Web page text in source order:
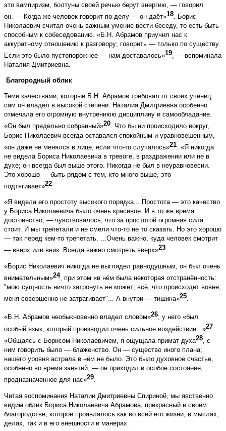
это вампиризм, болтуны своей речью берут энергию, — говорил
он. — Когда же человек говорит по делу — он даёт»18. Борис
Николаевич считал очень важным умение вести беседу, то есть быть
способным к собеседованию. «Б.Н. Абрамов приучил нас к
аккуратному отношению к разговору; говорить — только по существу.
Если это было пустопорожнее — нам доставалось»19, — вспоминала
Наталия Дмитриевна.
Благородный облик
Теми качествами, которые Б.Н. Абрамов требовал от своих учениц,
сам он владел в высокой степени. Наталия Дмитриевна особенно
отмечала его огромную внутреннюю дисциплину и самообладание.
«Он был предельно собранный»20. Что бы ни происходило вокруг,
Борис Николаевич всегда оставался спокойным и уравновешенным,
«он даже не менялся в лице, если что-то случалось»21. «Я никогда
не видела Бориса Николаевича в тревоге, в раздражении или не в
духе; он всегда был выше этого. Никогда не был в неуравновесии.
Это хорошо — быть рядом с тем, кто много выше, это
подтягивает»22.
«Я видела его простоту высокого порядка... Простота — это качество
у Бориса Николаевича было очень красивое. И в то же время
достоинство, — чувствовалось, что за простотой огромная сила
стоит. И мы трепетали и не смели что-то не то сказать. Но это хорошо
— так перед кем-то трепетать. ...Очень важно, куда человек смотрит
— вверх или вниз. Всегда важно смотреть вверх»23.
«Борис Николаевич никогда не выглядел равнодушным, он был очень
внимательным»24, при этом «в нём была некоторая отстранённость:
"мою сущность ничто затронуть не может; всё, что происходит вовне,
меня совершенно не затрагивает"... А внутри — тишина»25.
«Б.Н. Абрамов необыкновенно владел словом»26; у него «был
особый язык, который производил очень сильное воздействие...»27
«Общаясь с Борисом Николаевичем, я ощущала примат духа28, с
ним говорить было — блаженство. Он — существо иного плана;
нашего уровня астрала в нём не было. Это было духовное счастье,
особенно во время занятий, — он приходил в особое состояние,
предназначенное для нас»29.
Читая воспоминания Наталии Дмитриевны Спириной, мы явственно
видим облик Бориса Николаевича Абрамова, прекрасный в своём
благородстве, которое проявлялось как во всей его жизни, в мыслях,
делах, так и в его внешности и манерах.